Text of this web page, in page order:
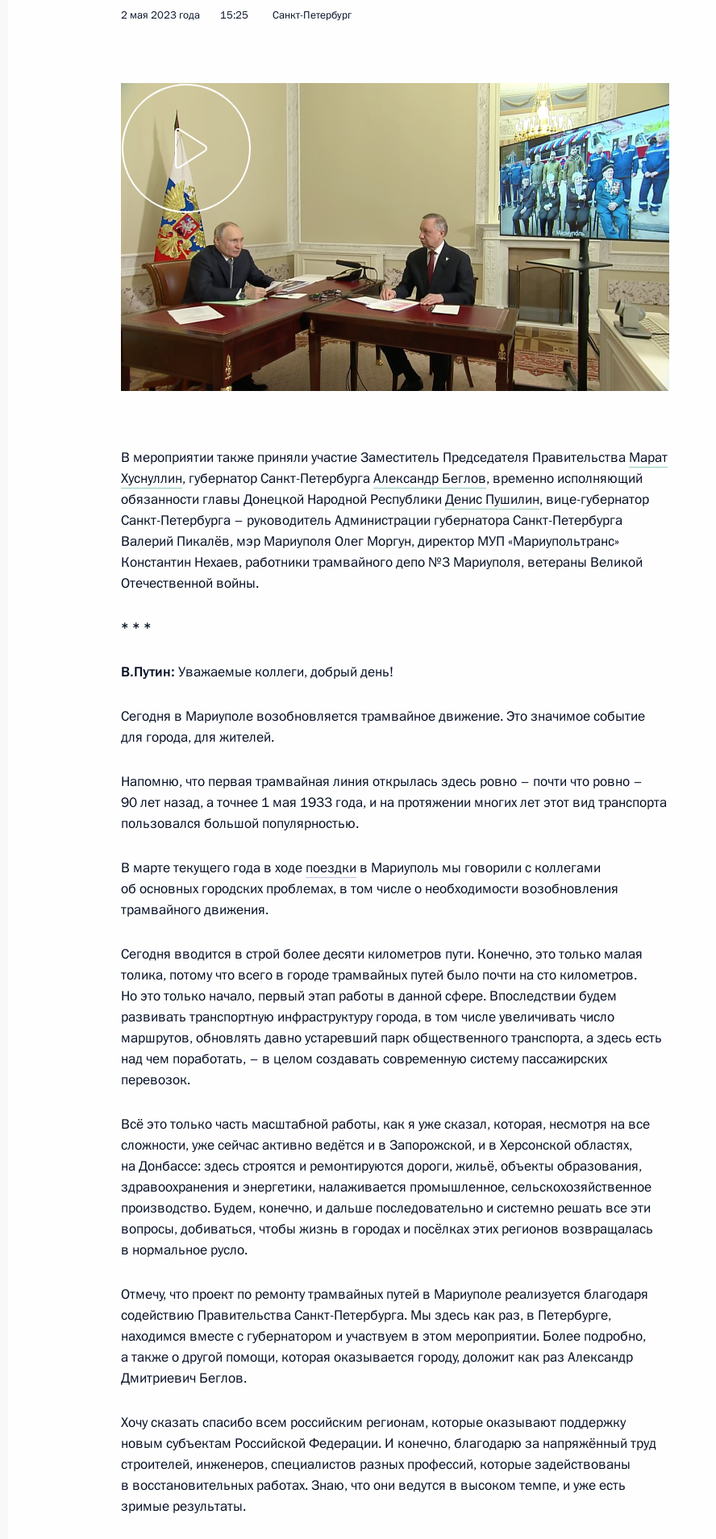
8 мая 2023 года, 11:50
5 мая 2023 года, пятница
Совещание с постоянными членами Совета Безопасности
5 мая 2023 года, 17:10 Москва, Кремль
1
8 мая в Москве состоятся российско-киргизские переговоры
5 мая 2023 года, 17:00
Мадуро
4 мая 2023 года, 21:00
Встреча с Министром экономического развития Максимом
Решетниковым
3
Сообщение пресс-службы Президента
Встреча с губернатором Нижегородской области Глебом
3 мая 2023 года, 14:05 Московская область, Ново-Огарёво
2 мая 2023 года, вторник
Встреча с Валерием Гергиевым
2 мая 2023 года, 19:55 Санкт-Петербург
Встреча с губернатором Алтайского края Виктором Томенко
Встреча с губернатором Воронежской области Александром
Гусевым
2 мая 2023 года, 18:00 Санкт-Петербург
2
Совещание с членами Правительства
2 мая 2023 года, 17:25 Санкт-Петербург
Запуск трамвайного движения в Мариуполе
2 мая 2023 года, 15:25 Санкт-Петербург
29 апреля 2023 года, суббота
2 мая 2023 года 15:25 Санкт-Петербург
В мероприятии также приняли участие Заместитель Председателя Правительства Марат
Хуснуллин, губернатор Санкт-ПетербургаАлександр Беглов, временно исполняющий
обязанности главы Донецкой Народной Республики Денис Пушилин, вице-губернатор
Санкт-Петербурга – руководитель Администрации губернатора Санкт-Петербурга
Валерий Пикалёв, мэр Мариуполя Олег Моргун, директор МУП «Мариупольтранс»
Константин Нехаев, работники трамвайного депо №3 Мариуполя, ветераны Великой
Отечественной войны.
* * *
В.Путин: Уважаемые коллеги, добрый день!
Сегодня в Мариуполе возобновляется трамвайное движение. Это значимое событие
для города, для жителей.
Напомню, что первая трамвайная линия открылась здесь ровно – почти что ровно –
90 лет назад, а точнее 1 мая 1933 года, и на протяжении многих лет этот вид транспорта
пользовался большой популярностью.
В марте текущего года в ходе поездки в Мариуполь мы говорили с коллегами
об основных городских проблемах, в том числе о необходимости возобновления
трамвайного движения.
Сегодня вводится в строй более десяти километров пути. Конечно, это только малая
толика, потому что всего в городе трамвайных путей было почти на сто километров.
Но это только начало, первый этап работы в данной сфере. Впоследствии будем
развивать транспортную инфраструктуру города, в том числе увеличивать число
маршрутов, обновлять давно устаревший парк общественного транспорта, а здесь есть
над чем поработать, – в целом создавать современную систему пассажирских
перевозок.
Всё это только часть масштабной работы, как я уже сказал, которая, несмотря на все
сложности, уже сейчас активно ведётся и в Запорожской, и в Херсонской областях,
на Донбассе: здесь строятся и ремонтируются дороги, жильё, объекты образования,
здравоохранения и энергетики, налаживается промышленное, сельскохозяйственное
производство. Будем, конечно, и дальше последовательно и системно решать все эти
вопросы, добиваться, чтобы жизнь в городах и посёлках этих регионов возвращалась
в нормальное русло.
Отмечу, что проект по ремонту трамвайных путей в Мариуполе реализуется благодаря
содействию Правительства Санкт-Петербурга. Мы здесь как раз, в Петербурге,
находимся вместе с губернатором и участвуем в этом мероприятии. Более подробно,
а также о другой помощи, которая оказывается городу, доложит как раз Александр
Дмитриевич Беглов.
Хочу сказать спасибо всем российским регионам, которые оказывают поддержку
новым субъектам Российской Федерации. И конечно, благодарю за напряжённый труд
строителей, инженеров, специалистов разных профессий, которые задействованы
в восстановительных работах. Знаю, что они ведутся в высоком темпе, и уже есть
зримые результаты.